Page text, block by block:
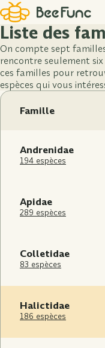
Liste des
On compte sept
rencontre seulement six
ces familles pour
espèces qui vous
Famille
Andrenidae
194 espèces
Apidae
289 espèces
Colletidae
83 espèces
Halictidae
186 espèces